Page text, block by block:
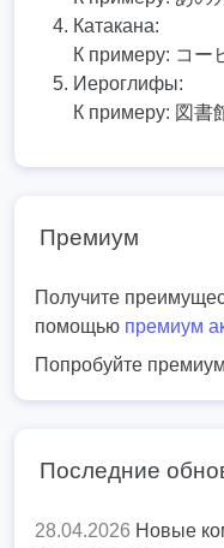
Катакана:
К примеру: コー
Иероглифы:
К примеру: 図書
Премиум
Получите
помощью премиум
Попробуйте премиум
Последние
28.04.2026 Новые